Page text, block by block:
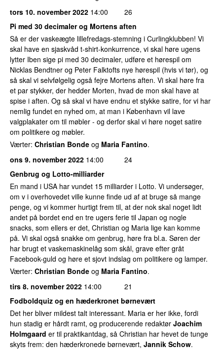
tors 10. november 2022 14:00
26
Pi med 30 decimaler og Mortens aften
Så er der vaskeægte lillefredags-stemning i Curlingklubben! Vi
skal have en sjaskvåd t-shirt-konkurrence, vi skal høre ugens
lytter Iben sige pi med 30 decimaler, udføre et hørespil om
Nicklas Bendtner og Peter Falktofts nye hørespil (hvis vi tør), og
så skal vi selvfølgelig også fejre Mortens aften. Vi skal høre fra
et par stykker, der hedder Morten, hvad de mon skal have at
spise i aften. Og så skal vi have endnu et stykke satire, for vi har
nemlig fundet en nyhed om, at man i København vil lave
valgplakater om til møbler - og derfor skal vi høre noget satire
om politikere og møbler.
Værter: Christian Bonde og Maria Fantino.
ons 9. november 2022 14:00
24
Genbrug og Lotto-milliarder
En mand i USA har vundet 15 milliarder i Lotto. Vi undersøger,
om v i overhovedet ville kunne finde ud af at bruge så mange
penge, og vi kommer hurtigt frem til, at der nok skal noget lidt
andet på bordet end en tre ugers ferie til Japan og nogle
snacks, som ellers er det, Christian og Maria lige kan komme
på. Vi skal også snakke om genbrug, høre fra bl.a. Søren der
har brugt et vaskemaskinelåg som skål, grave efter gråt
Facebook-guld og høre et sjovt indslag om politikere og lamper.
Værter: Christian Bonde og Maria Fantino.
tirs 8. november 2022 14:00
21
Fodboldquiz og en hæderkronet børnevært
Det her bliver mildest talt interessant. Maria er her ikke, fordi
hun stadig er hårdt ramt, og producerende redaktør Joachim
Holmgaard er til praktikantdag, så Christian har hevet de tunge
skyts frem: den hæderkronede børnevært, Jannik Schow.